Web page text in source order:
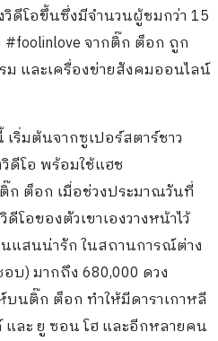
วิดีโอขึ้นซึ่งมีจำนวนผู้ชมกว่า 15
#foolinlove จากติ๊ก ต็อก ถูก
และเครื่องข่ายสังคมออนไลน์
ริ่มต้นจากซูเปอร์สตาร์ชาว
ดีโอ พร้อมใช้แฮช
ก ต็อก เมื่อช่วงประมาณวันที่
โอของตัวเขาเองวางหน้าไว้
สนน่ารัก ในสถานการณ์ต่าง
บ) มากถึง 680,000 ดวง
บนติ๊ก ต็อก ทำให้มีดาราเกาหลี
ละ ยู ซอน โฮ และอีกหลายคน